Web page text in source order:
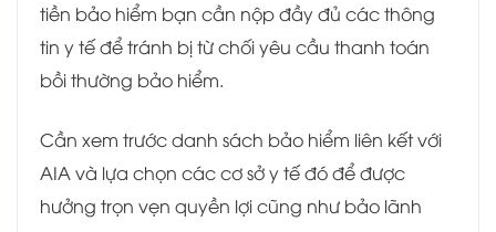
tiền bảo hiểm bạn cần nộp đầy đủ các thông
tin y tế để tránh bị từ chối yêu cầu thanh toán
bồi thường bảo hiểm.
Cần xem trước danh sách bảo hiểm liên kết với
AIA và lựa chọn các cơ sở y tế đó để được
hưởng trọn vẹn quyền lợi cũng như bảo lãnh